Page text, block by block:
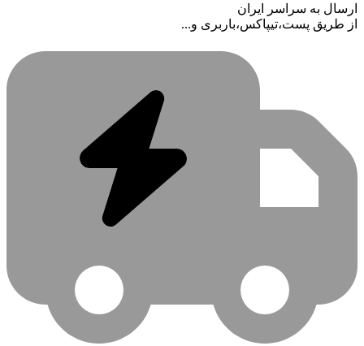
ارسال به سراسر ایران
از طریق پست،تیپاکس،باربری و...